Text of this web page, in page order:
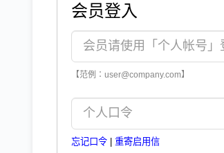
会员登入
【范例：user@company.com】
忘记口令 重寄启用信